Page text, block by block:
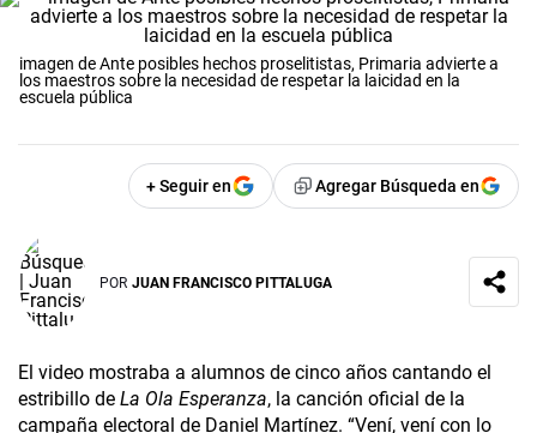
imagen de Ante posibles hechos proselitistas, Primaria advierte a
los maestros sobre la necesidad de respetar la laicidad en la
escuela pública
+ Seguir en Agregar Búsqueda en
POR JUAN FRANCISCO PITTALUGA
El video mostraba a alumnos de cinco años cantando el
estribillo de La Ola Esperanza, la canción oficial de la
campaña electoral de Daniel Martínez. “Vení, vení con lo